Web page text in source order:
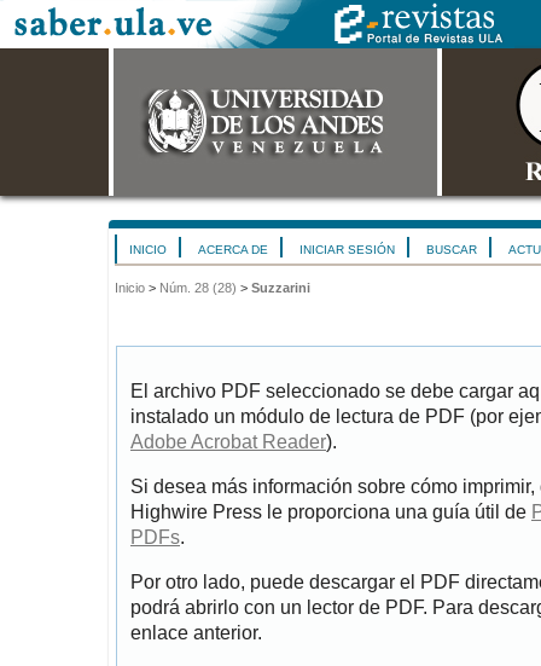
INICIO ACERCA DE INICIAR SESIÓN BUSCAR
Inicio > Núm. 28 (28) > Suzzarini
El archivo PDF seleccionado se debe cargar
instalado un módulo de lectura de PDF (por
Adobe Acrobat Reader).
Si desea más información sobre cómo
Highwire Press le proporciona una guía útil de
PDFs.
Por otro lado, puede descargar el PDF
podrá abrirlo con un lector de PDF. Para
enlace anterior.